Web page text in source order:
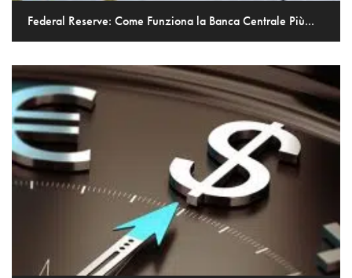
Federal Reserve: Come Funziona la Banca Centrale Più...